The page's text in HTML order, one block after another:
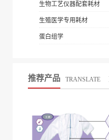
生物工艺仪器配套耗材
生殖医学专用耗材
蛋白组学
推荐产品 TRANSLATE